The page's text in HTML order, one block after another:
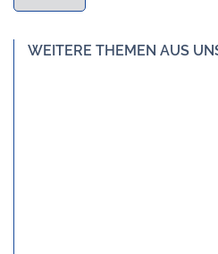
WEITERE THEMEN AUS